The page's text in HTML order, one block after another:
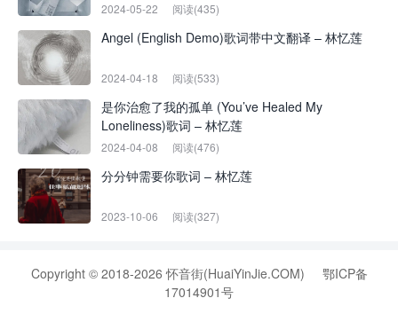
2024-05-22 阅读(435)
Angel (English Demo)歌词带中文翻译 – 林忆莲
2024-04-18 阅读(533)
是你治愈了我的孤单 (You’ve Healed My
Loneliness)歌词 – 林忆莲
2024-04-08 阅读(476)
分分钟需要你歌词 – 林忆莲
2023-10-06 阅读(327)
Copyright © 2018-2026 怀音街(HuaiYinJie.COM)
鄂ICP备
17014901号